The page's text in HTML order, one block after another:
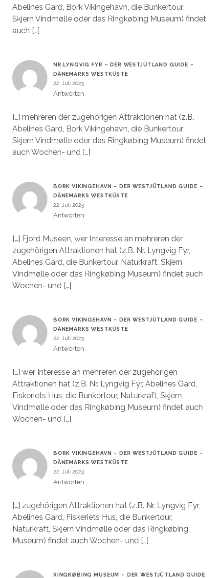
Abelines Gard, Bork Vikingehavn, die Bunkertour,
Skjern Vindmølle oder das Ringkøbing Museum) findet
auch […]
NR.LYNGVIG FYR – DER WESTJÜTLAND GUIDE –
DÄNEMARKS WESTKÜSTE
22. Juli 2023
Antworten
[…] mehreren der zugehörigen Attraktionen hat (z.B.
Abelines Gard, Bork Vikingehavn, die Bunkertour,
Skjern Vindmølle oder das Ringkøbing Museum) findet
auch Wochen- und […]
BORK VIKINGEHAVN – DER WESTJÜTLAND GUIDE –
DÄNEMARKS WESTKÜSTE
22. Juli 2023
Antworten
[…] Fjord Museen, wer Interesse an mehreren der
zugehörigen Attraktionen hat (z.B. Nr. Lyngvig Fyr,
Abelines Gard, die Bunkertour, Naturkraft, Skjern
Vindmølle oder das Ringkøbing Museum) findet auch
Wochen- und […]
BORK VIKINGEHAVN – DER WESTJÜTLAND GUIDE –
DÄNEMARKS WESTKÜSTE
22. Juli 2023
Antworten
[…] wer Interesse an mehreren der zugehörigen
Attraktionen hat (z.B. Nr. Lyngvig Fyr, Abelines Gard,
Fiskeriets Hus, die Bunkertour, Naturkraft, Skjern
Vindmølle oder das Ringkøbing Museum) findet auch
Wochen- und […]
BORK VIKINGEHAVN – DER WESTJÜTLAND GUIDE –
DÄNEMARKS WESTKÜSTE
22. Juli 2023
Antworten
[…] zugehörigen Attraktionen hat (z.B. Nr. Lyngvig Fyr,
Abelines Gard, Fiskeriets Hus, die Bunkertour,
Naturkraft, Skjern Vindmølle oder das Ringkøbing
Museum) findet auch Wochen- und […]
RINGKØBING MUSEUM – DER WESTJÜTLAND GUIDE